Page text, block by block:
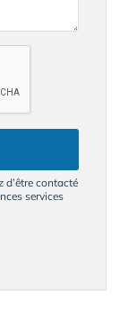
d’être contacté
services